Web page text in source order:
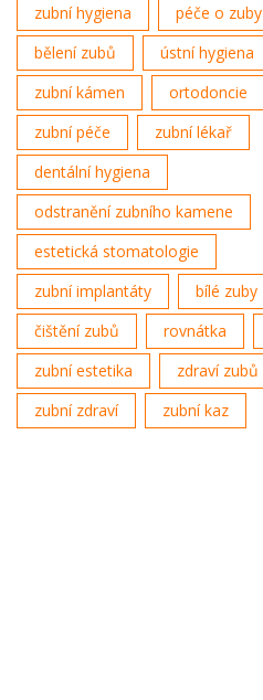
zubní hygiena
péče o zuby
bělení zubů
ústní hygiena
zubní kámen
ortodoncie
zubní péče
zubní lékař
dentální hygiena
odstranění zubního kamene
estetická stomatologie
zubní implantáty
bílé zuby
čištění zubů
rovnátka
zubní estetika
zdraví zubů
zubní zdraví
zubní kaz